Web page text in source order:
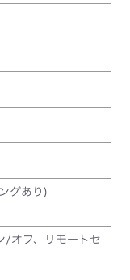
グあり)
/オフ、リモートセ